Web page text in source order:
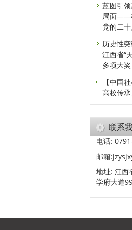
蓝图引
局面——
党的二
历史性
江西省“
多项大奖
【中国
高校传
联系
电话:
邮箱
地址: 江西
学府大道